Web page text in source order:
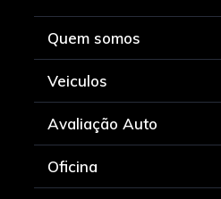
Quem somos
Veiculos
Avaliação Auto
Oficina